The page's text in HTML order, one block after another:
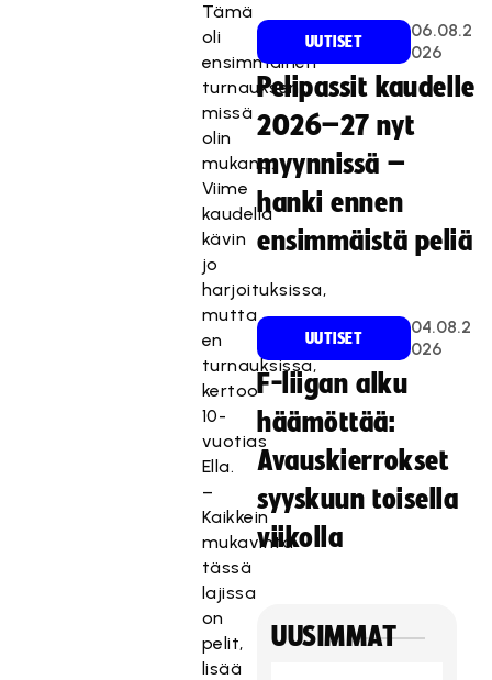
Tämä
oli
ensimmäinen
turnaukseni,
missä
olin
mukana.
Viime
kaudella
kävin
jo
harjoituksissa,
mutta
en
turnauksissa,
kertoo
10-
vuotias
Ella.
–
Kaikkein
mukavinta
tässä
lajissa
on
pelit,
lisää
UUTISET
06.08.2
026
Pelipassit kaudelle
2026–27 nyt
myynnissä –
hanki ennen
ensimmäistä peliä
UUTISET
04.08.2
026
F-liigan alku
häämöttää:
Avauskierrokset
syyskuun toisella
viikolla
UUSIMMAT